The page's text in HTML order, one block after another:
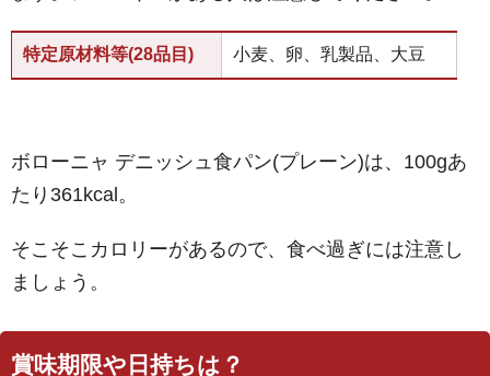
特定原材料等(28品目) 小麦、卵、乳製品、大豆
ボローニャ デニッシュ食パン(プレーン)は、100gあ
たり361kcal。
そこそこカロリーがあるので、食べ過ぎには注意し
ましょう。
賞味期限や日持ちは？